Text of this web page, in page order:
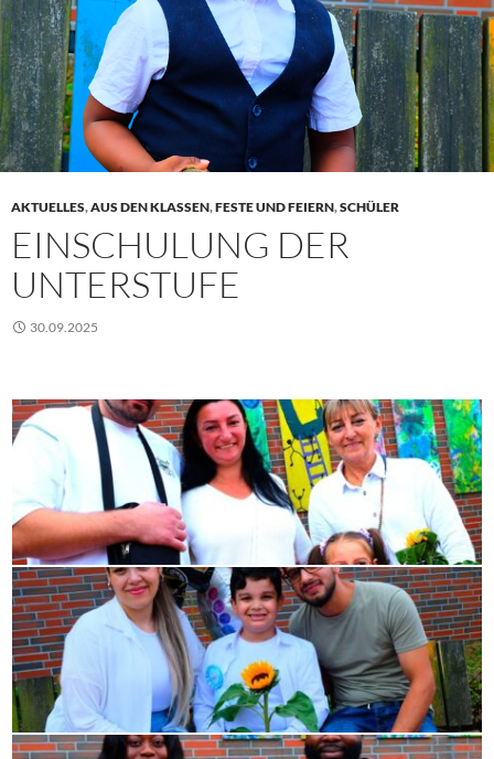
AKTUELLES,AUS DEN KLASSEN,FESTE UND FEIERN,SCHÜLER
EINSCHULUNG DER
UNTERSTUFE
30.09.2025